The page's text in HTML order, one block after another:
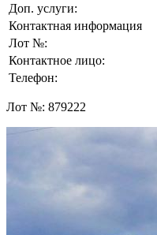
Доп. услуги:
Контактная информация
Лот №:
Контактное лицо:
Телефон:
Лот №: 879222